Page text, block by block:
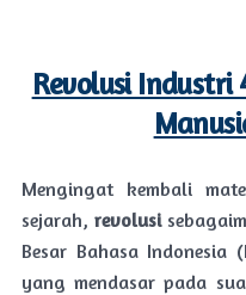
Revolusi Industri
Mengingat kembali
sejarah,revolusi
Besar Bahasa Indonesia
yang mendasar pada